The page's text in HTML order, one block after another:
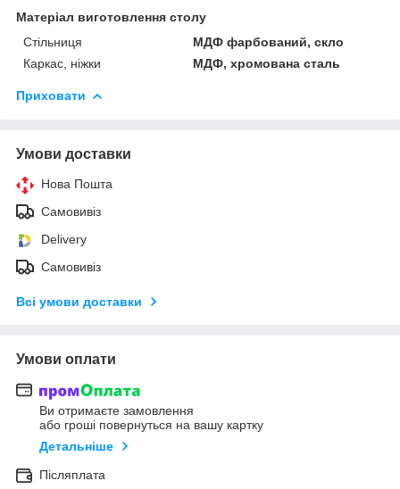
Матеріал виготовлення столу
Стільниця
МДФ фарбований, скло
Каркас, ніжки
МДФ, хромована сталь
Приховати
Умови доставки
Нова Пошта
Самовивіз
Delivery
Самовивіз
Всі умови доставки
Умови оплати
Ви отримаєте замовлення
або гроші повернуться на вашу картку
Детальніше
Післяплата